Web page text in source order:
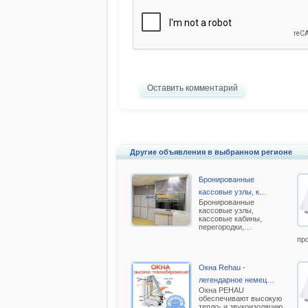
Оставить комментарий
Другие объявления в выбранном регионе
Бронированные
кассовые узлы, к…
Бронированные
кассовые узлы,
кассовые кабины,
перегородки,…
Окна Rehau -
легендарное немец…
Oкна РEHAU
обеспечивают высокую